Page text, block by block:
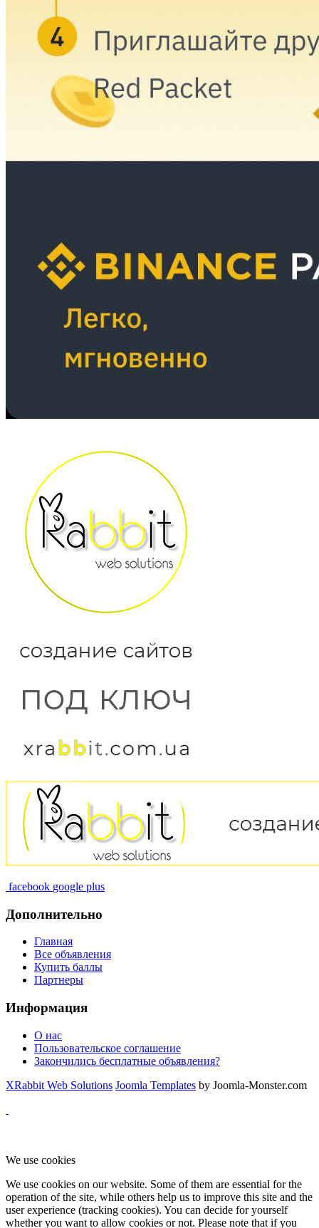
facebook google plus
Дополнительно
Главная
Все объявления
Купить баллы
Партнеры
Информация
О нас
Пользовательское соглашение
Закончились бесплатные объявления?
XRabbit Web Solutions Joomla Templates by Joomla-Monster.com
We use cookies
We use cookies on our website. Some of them are essential for the
operation of the site, while others help us to improve this site and the
user experience (tracking cookies). You can decide for yourself
whether you want to allow cookies or not. Please note that if you